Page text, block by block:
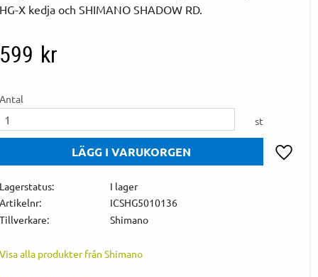
X kedja och SHIMANO SHADOW RD.
kr
st
I lager
ICSHG5010136
Shimano
alla produkter från Shimano